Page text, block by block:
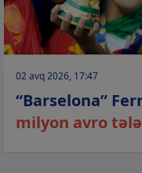
02 avq 2026, 17:47
“Barselona”
milyon avro